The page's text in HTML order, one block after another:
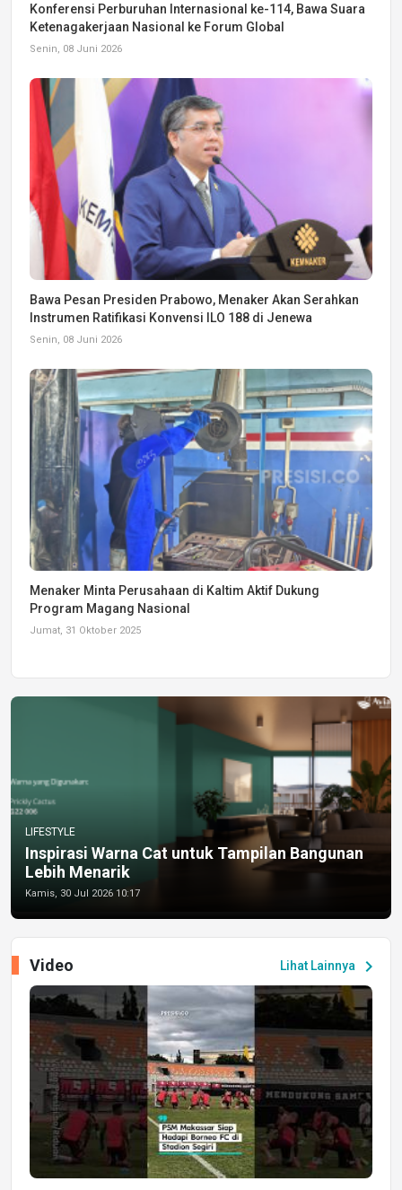
Konferensi Perburuhan Internasional ke-114, Bawa Suara
Ketenagakerjaan Nasional ke Forum Global
Senin, 08 Juni 2026
Bawa Pesan Presiden Prabowo, Menaker Akan Serahkan
Instrumen Ratifikasi Konvensi ILO 188 di Jenewa
Senin, 08 Juni 2026
Menaker Minta Perusahaan di Kaltim Aktif Dukung
Program Magang Nasional
Jumat, 31 Oktober 2025
LIFESTYLE
Inspirasi Warna Cat untuk Tampilan Bangunan
Lebih Menarik
Kamis, 30 Jul 2026 10:17
Lihat Lainnya chevron_right
Video